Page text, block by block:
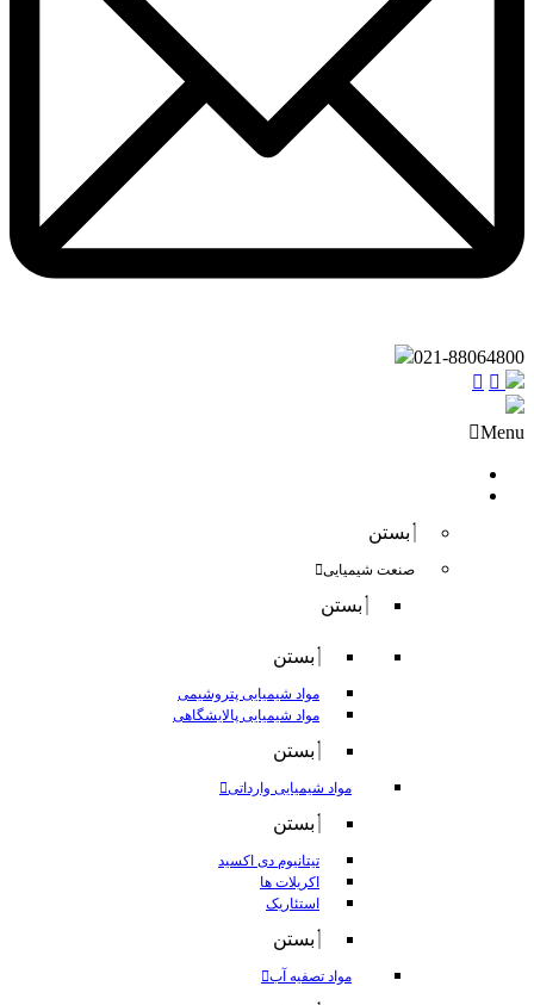
021-88064800
Menu
بستن
صنعت شیمیایی
بستن
بستن
مواد شیمیایی پتروشیمی
مواد شیمیایی پالایشگاهی
بستن
مواد شیمیایی وارداتی
بستن
تیتانیوم دی اکسید
اکریلات ها
استئاریک
بستن
مواد تصفیه آب